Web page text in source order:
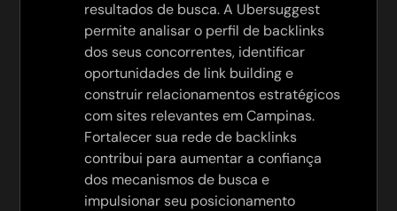
resultados de busca. A Ubersuggest
permite analisar o perfil de backlinks
dos seus concorrentes, identificar
oportunidades de link building e
construir relacionamentos estratégicos
com sites relevantes em Campinas.
Fortalecer sua rede de backlinks
contribui para aumentar a confiança
dos mecanismos de busca e
impulsionar seu posicionamento